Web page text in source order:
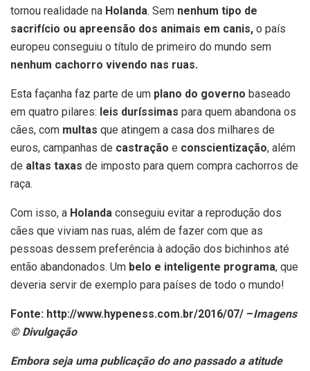
tornou realidade na Holanda. Sem nenhum tipo de
sacrifício ou apreensão dos animais em canis, o país
europeu conseguiu o título de primeiro do mundo sem
nenhum cachorro vivendo nas ruas.
Esta façanha faz parte de um plano do governo baseado
em quatro pilares: leis duríssimas para quem abandona os
cães, com multas que atingem a casa dos milhares de
euros, campanhas de castração e conscientização, além
de altas taxas de imposto para quem compra cachorros de
raça.
Com isso, a Holanda conseguiu evitar a reprodução dos
cães que viviam nas ruas, além de fazer com que as
pessoas dessem preferência à adoção dos bichinhos até
então abandonados. Um belo e inteligente programa, que
deveria servir de exemplo para países de todo o mundo!
Fonte: http://www.hypeness.com.br/2016/07/ –Imagens
© Divulgação
Embora seja uma publicação do ano passado a atitude